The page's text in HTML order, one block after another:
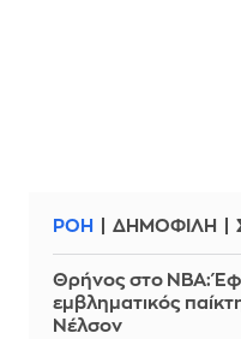
ΡΟΗ ΔΗΜΟΦΙΛΗ
Θρήνος στο NBA:
εμβληματικός
Νέλσον